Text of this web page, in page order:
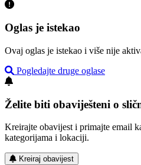
Oglas je istekao
Ovaj oglas je istekao i više nije
Pogledajte druge oglase
Želite biti obaviješteni o
Kreirajte obavijest i primajte email
kategorijama i lokaciji.
Kreiraj obavijest